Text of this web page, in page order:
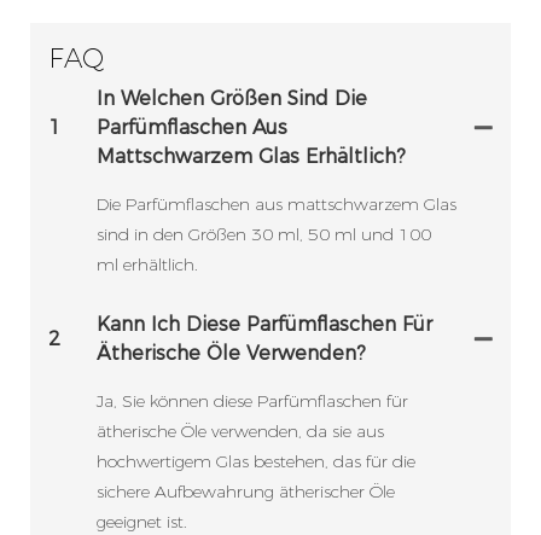
FAQ
1
In Welchen Größen Sind Die
Parfümflaschen Aus
Mattschwarzem Glas Erhältlich?
Die Parfümflaschen aus mattschwarzem Glas
sind in den Größen 30 ml, 50 ml und 100
ml erhältlich.
2
Kann Ich Diese Parfümflaschen Für
Ätherische Öle Verwenden?
Ja, Sie können diese Parfümflaschen für
ätherische Öle verwenden, da sie aus
hochwertigem Glas bestehen, das für die
sichere Aufbewahrung ätherischer Öle
geeignet ist.